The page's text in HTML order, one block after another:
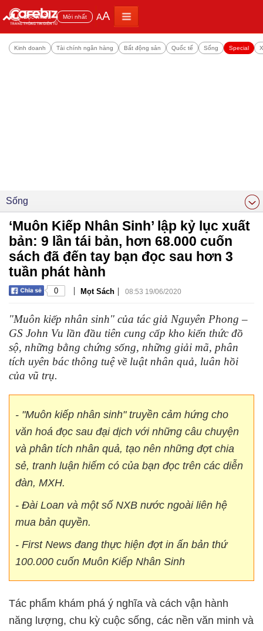
Đọc nhiều Mới nhất AA
Kinh doanh Tài chính ngân hàng Bất động sản Quốc tế Sống Special
Sống
‘Muôn Kiếp Nhân Sinh’ lập kỷ lục xuất
bản: 9 lần tái bản, hơn 68.000 cuốn
sách đã đến tay bạn đọc sau hơn 3
tuần phát hành
0 | Mọt Sách | 08:53 19/06/2020
"Muôn kiếp nhân sinh" của tác giả Nguyên Phong –
GS John Vu lần đầu tiên cung cấp kho kiến thức đồ
sộ, những bằng chứng sống, những giải mã, phân
tích uyên bác thông tuệ về luật nhân quả, luân hồi
của vũ trụ.
- "Muôn kiếp nhân sinh" truyền cảm hứng cho
văn hoá đọc sau đại dịch với những câu chuyện
và phân tích nhân quả, tạo nên những đợt chia
sẻ, tranh luận hiếm có của bạn đọc trên các diễn
đàn, MXH.
- Đài Loan và một số NXB nước ngoài liên hệ
mua bản quyền.
- First News đang thực hiện đợt in ấn bản thứ
100.000 cuốn Muôn Kiếp Nhân Sinh
Tác phẩm khám phá ý nghĩa và cách vận hành
năng lượng, chu kỳ cuộc sống, các nền văn minh và